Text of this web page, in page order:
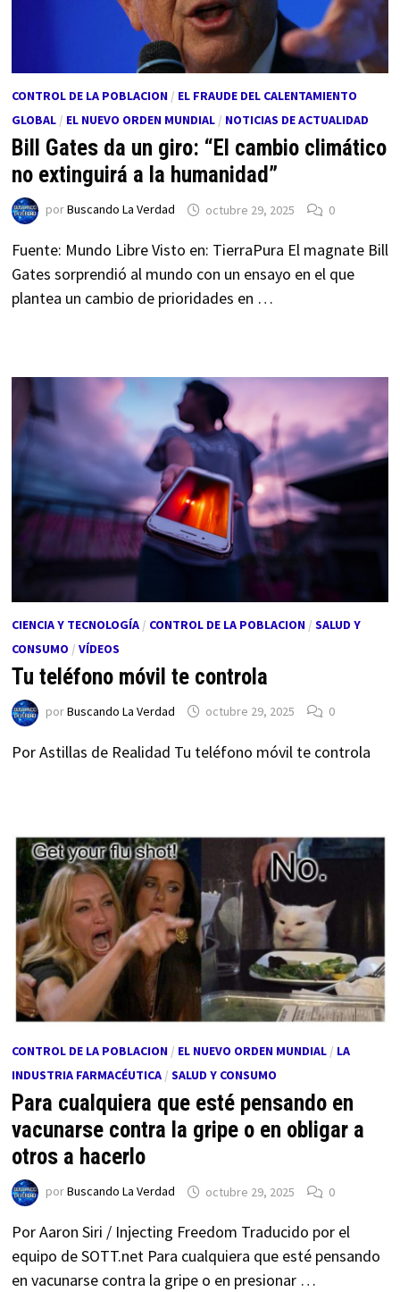
CONTROL DE LA POBLACION/ EL FRAUDE DEL CALENTAMIENTO
GLOBAL/ EL NUEVO ORDEN MUNDIAL/ NOTICIAS DE ACTUALIDAD
Bill Gates da un giro: “El cambio climático
no extinguirá a la humanidad”
porBuscando La Verdad octubre 29, 2025 0
Fuente: Mundo Libre Visto en: TierraPura El magnate Bill
Gates sorprendió al mundo con un ensayo en el que
plantea un cambio de prioridades en …
CIENCIA Y TECNOLOGÍA/ CONTROL DE LA POBLACION/ SALUD Y
CONSUMO / VÍDEOS
Tu teléfono móvil te controla
porBuscando La Verdad octubre 29, 2025 0
Por Astillas de Realidad Tu teléfono móvil te controla
CONTROL DE LA POBLACION/ EL NUEVO ORDEN MUNDIAL/ LA
INDUSTRIA FARMACÉUTICA/ SALUD Y CONSUMO
Para cualquiera que esté pensando en
vacunarse contra la gripe o en obligar a
otros a hacerlo
porBuscando La Verdad octubre 29, 2025 0
Por Aaron Siri / Injecting Freedom Traducido por el
equipo de SOTT.net Para cualquiera que esté pensando
en vacunarse contra la gripe o en presionar …